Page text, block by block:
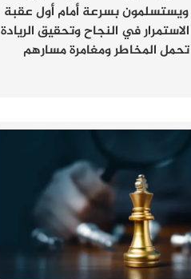
ويستسلمون بسرعة أمام أول عقبة
في النجاح وتحقيق الريادة
تحمل المخاطر ومغامرة مسارهم